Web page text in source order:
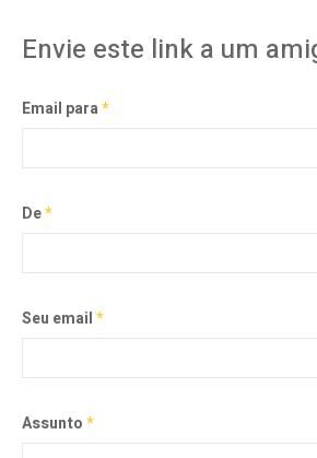
Envie este link a um
Email para*
De*
Seu email*
Assunto*